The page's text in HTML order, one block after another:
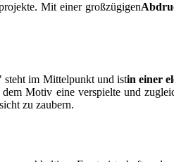
Mit einer großzügigen
im Mittelpunkt und istin einer
Motiv eine verspielte und
zu zaubern.